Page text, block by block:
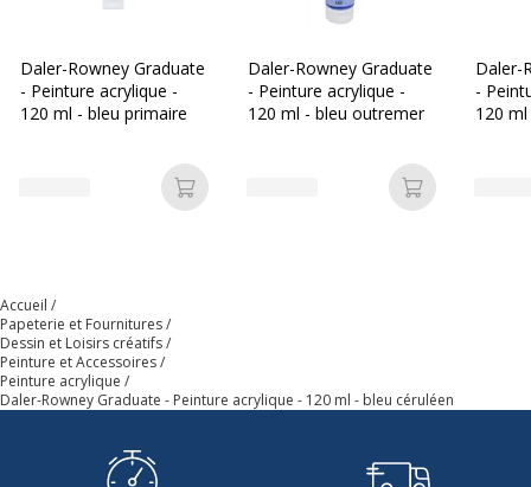
Permanent
Séchage rapide
Type de peinture
Code barre maitre
Marque
Référence produit fabricant
Daler-Rowney Graduate
- Peinture acrylique -
120 ml - bleu primaire
Ajouter au panier
Daler-Rowney Graduate
- Peinture acrylique -
120 ml - bleu outremer
Ajouter au
Daler-
-
120
Accueil
Papeterie et Fournitures
Dessin et Loisirs créatifs
Peinture et Accessoires
Peinture acrylique
Daler-Rowney Graduate - Peinture acrylique - 120 ml - bleu céruléen